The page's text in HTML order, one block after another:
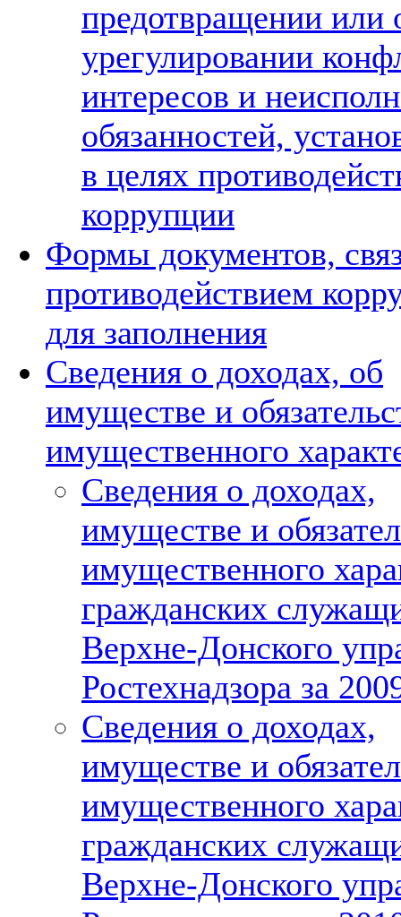
предотвращении или
урегулировании
интересов и
обязанностей,
в целях
коррупции
Формы документов,
противодействием
для заполнения
Сведения о доходах, об
имуществе и
имущественного
Сведения о доходах,
имуществе и
имущественного
гражданских
Верхне-Донского
Ростехнадзора за
Сведения о доходах,
имуществе и
имущественного
гражданских
Верхне-Донского